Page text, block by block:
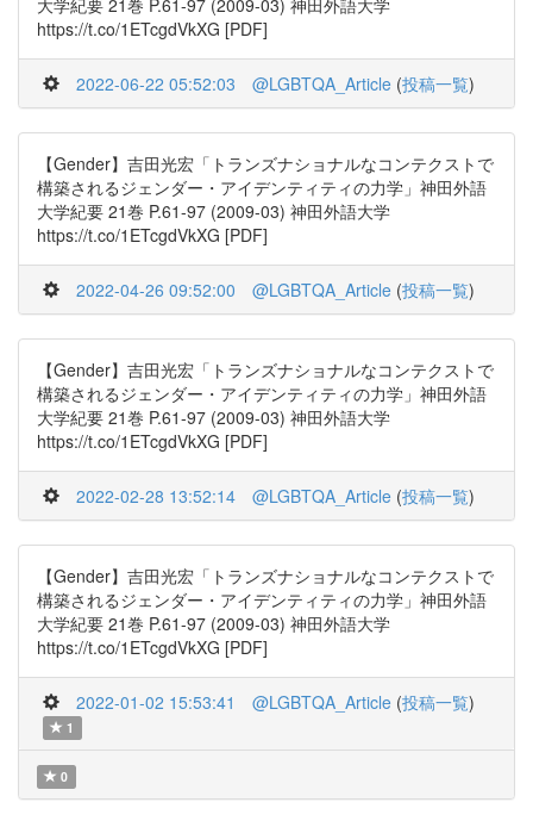
大学紀要 21巻 P.61-97 (2009-03) 神田外語大学
https://t.co/1ETcgdVkXG [PDF]
2022-06-22 05:52:03 @LGBTQA_Article (投稿一覧)
【Gender】吉田光宏「トランズナショナルなコンテクストで
構築されるジェンダー・アイデンティティの力学」神田外語
大学紀要 21巻 P.61-97 (2009-03) 神田外語大学
https://t.co/1ETcgdVkXG [PDF]
2022-04-26 09:52:00 @LGBTQA_Article (投稿一覧)
【Gender】吉田光宏「トランズナショナルなコンテクストで
構築されるジェンダー・アイデンティティの力学」神田外語
大学紀要 21巻 P.61-97 (2009-03) 神田外語大学
https://t.co/1ETcgdVkXG [PDF]
2022-02-28 13:52:14 @LGBTQA_Article (投稿一覧)
【Gender】吉田光宏「トランズナショナルなコンテクストで
構築されるジェンダー・アイデンティティの力学」神田外語
大学紀要 21巻 P.61-97 (2009-03) 神田外語大学
https://t.co/1ETcgdVkXG [PDF]
2022-01-02 15:53:41 @LGBTQA_Article (投稿一覧)
1
0